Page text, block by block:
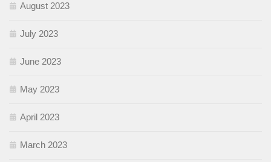
August 2023
July 2023
June 2023
May 2023
April 2023
March 2023